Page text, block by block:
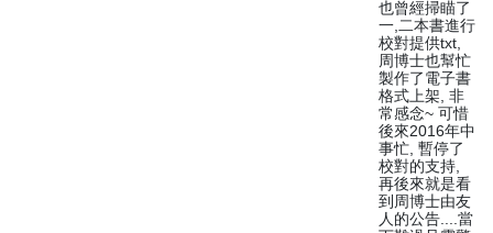
也曾經掃瞄了
一,二本書進行
校對提供txt,
周博士也幫忙
製作了電子書
格式上架, 非
常感念~ 可惜
後來2016年中
事忙, 暫停了
校對的支持,
再後來就是看
到周博士由友
人的公告....當